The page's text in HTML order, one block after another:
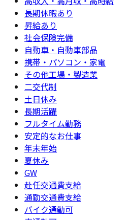
長期休暇あり
昇給あり
社会保険完備
自動車・自動車部品
携帯・パソコン・家電
その他工場・製造業
二交代制
土日休み
長期活躍
フルタイム勤務
安定的なお仕事
年末年始
夏休み
GW
赴任交通費支給
通勤交通費支給
バイク通勤可